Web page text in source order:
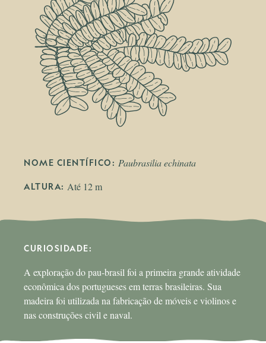
NOME CIENTÍFICO: Paubrasilia echinata
ALTURA: Até 12 m
CURIOSIDADE:
A exploração do pau-brasil foi a primeira grande atividade
econômica dos portugueses em terras brasileiras. Sua
madeira foi utilizada na fabricação de móveis e violinos e
nas construções civil e naval.